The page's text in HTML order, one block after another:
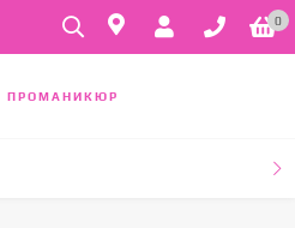
0
ПРОМАНИКЮР